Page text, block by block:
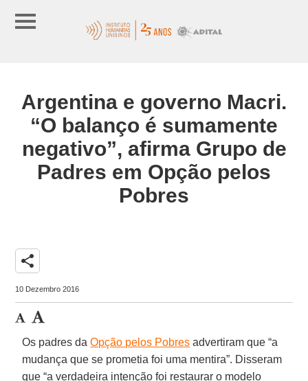
Argentina e governo Macri.
“O balanço é sumamente
negativo”, afirma Grupo de
Padres em Opção pelos
Pobres
share
10 Dezembro 2016
Os padres daOpção pelos Pobres advertiram que “a
mudança que se prometia foi uma mentira”. Disseram
que “a verdadeira intenção foi restaurar o modelo